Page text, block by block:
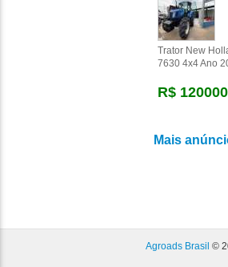
Trator New
7630 4x4 Ano
R$ 120000
Mais
Agroads Brasil ©